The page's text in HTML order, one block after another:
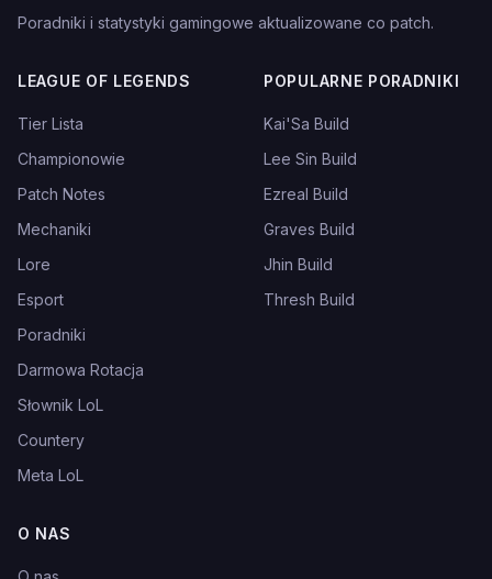
Poradniki i statystyki gamingowe aktualizowane co patch.
LEAGUE OF LEGENDS
Tier Lista
Championowie
Patch Notes
Mechaniki
Lore
Esport
Poradniki
Darmowa Rotacja
Słownik LoL
Countery
Meta LoL
POPULARNE PORADNIKI
Kai'Sa Build
Lee Sin Build
Ezreal Build
Graves Build
Jhin Build
Thresh Build
O NAS